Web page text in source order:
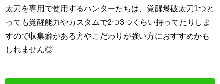
太刀を専用で使用するハンターたちは、覚醒爆破太刀1つと
っても覚醒能力やカスタムで2つ3つくらい持ってたりしま
すので収集癖がある方やこだわりが強い方におすすめかも
しれません◎